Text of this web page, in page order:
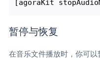
暂停与恢复
在音乐文件播放时，你可以